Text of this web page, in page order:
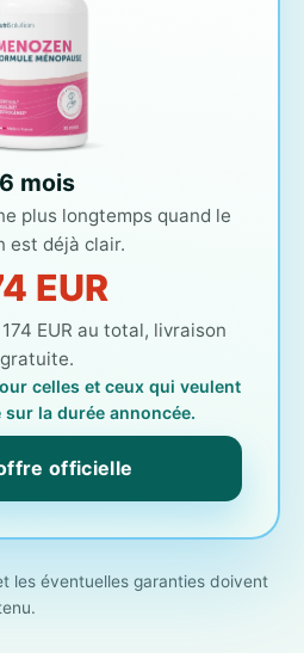
6 mois
plus longtemps quand le
est déjà clair.
EUR
EUR au total, livraison
gratuite.
celles et ceux qui veulent
la durée annoncée.
officielle
les éventuelles garanties doivent